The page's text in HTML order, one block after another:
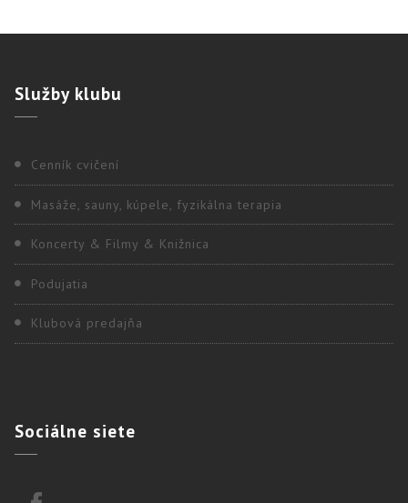
Službyklubu
Cenník cvičení
Masáže, sauny, kúpele, fyzikálna terapia
Koncerty & Filmy & Knižnica
Podujatia
Klubová predajňa
Sociálne siete